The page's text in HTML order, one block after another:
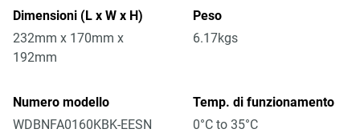
Dimensioni (L x W x H)
232mm x 170mm x
192mm
Peso
6.17kgs
Numero modello
WDBNFA0160KBK-EESN
Temp. di funzionamento
0°C to 35°C